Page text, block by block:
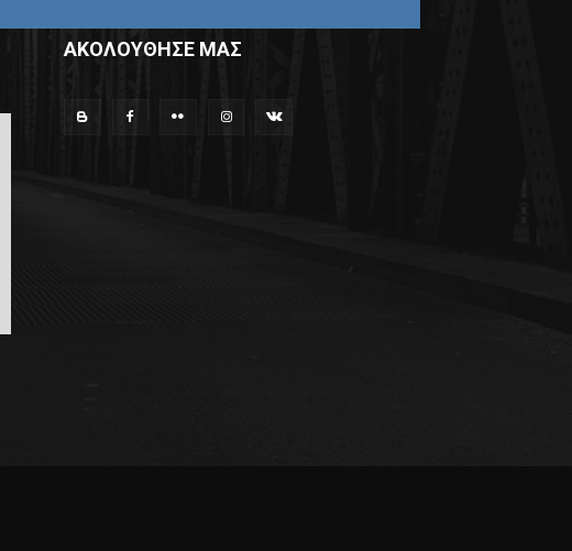
ΑΚΟΛΟΥΘΗΣΕ ΜΑΣ